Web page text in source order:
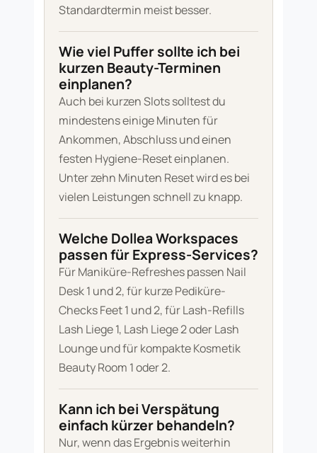
Standardtermin meist besser.
Wie viel Puffer sollte ich bei
kurzen Beauty-Terminen
einplanen?
Auch bei kurzen Slots solltest du
mindestens einige Minuten für
Ankommen, Abschluss und einen
festen Hygiene-Reset einplanen.
Unter zehn Minuten Reset wird es bei
vielen Leistungen schnell zu knapp.
Welche Dollea Workspaces
passen für Express-Services?
Für Maniküre-Refreshes passen Nail
Desk 1 und 2, für kurze Pediküre-
Checks Feet 1 und 2, für Lash-Refills
Lash Liege 1, Lash Liege 2 oder Lash
Lounge und für kompakte Kosmetik
Beauty Room 1 oder 2.
Kann ich bei Verspätung
einfach kürzer behandeln?
Nur, wenn das Ergebnis weiterhin